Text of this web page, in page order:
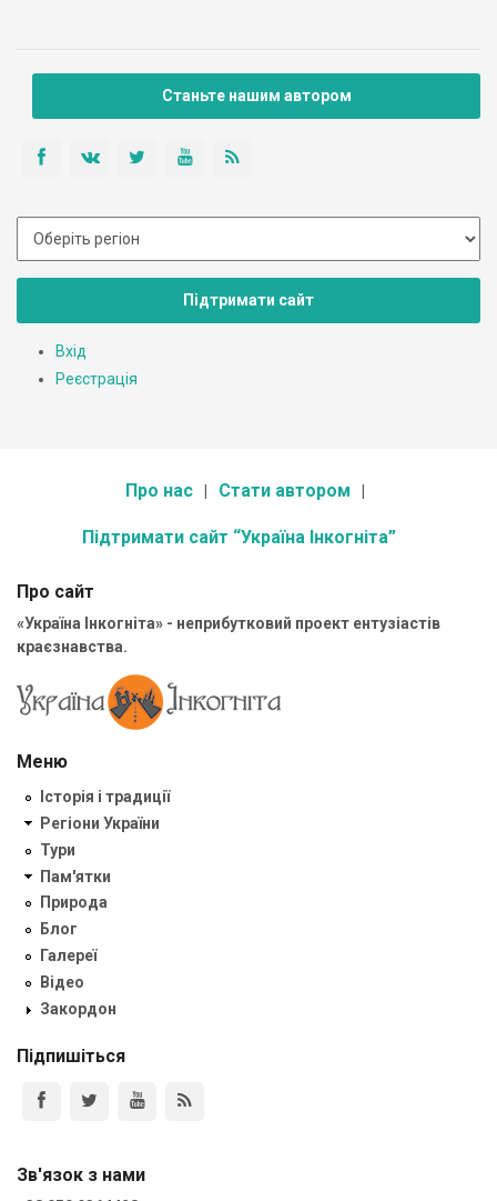
Станьте нашим автором
Підтримати сайт
Вхід
Реєстрація
Про нас Стати автором
Підтримати сайт “Україна Інкогніта”
Про сайт
«Україна Інкогніта» - неприбутковий проект ентузіастів
краєзнавства.
Меню
Історія і традиції
Регіони України
Тури
Пам'ятки
Природа
Блог
Галереї
Відео
Закордон
Підпишіться
Зв'язок з нами